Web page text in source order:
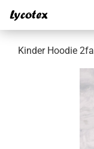
Kinder Hoodie